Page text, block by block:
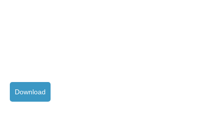
Download